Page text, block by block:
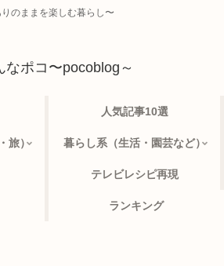
のままを楽しむ暮らし〜
なポコ〜pocoblog～
人気記事10選
旅） 暮らし系（生活・園芸など）
テレビレシピ再現
ランキング